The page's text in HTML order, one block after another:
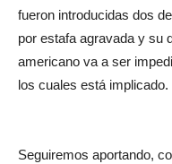
fueron introducidas dos
por estafa agravada y su
americano va a ser
los cuales está implicado.
Seguiremos aportando,